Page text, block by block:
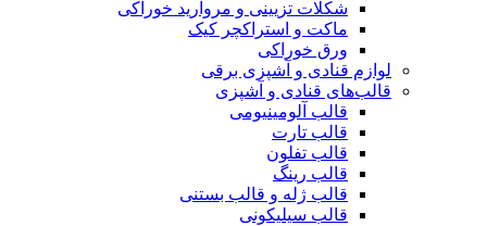
شکلات تزیینی و مروارید خوراکی
ماکت و استراکچر کیک
ورق خوراکی
لوازم قنادی و آشپزی برقی
قالب‌های قنادی و آشپزی
قالب آلومینیومی
قالب تارت
قالب تفلون
قالب رینگ
قالب ژله و قالب بستنی
قالب سیلیکونی